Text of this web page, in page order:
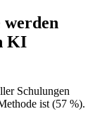
werden
KI
Schulungen
ist (57 %).